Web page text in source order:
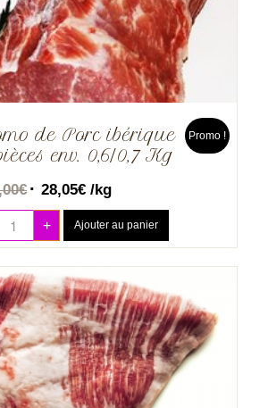
de Porc ibérique
env. 0,6/0,7 Kg
€ 28,05€ /kg
Promo !
+ Ajouter au panier